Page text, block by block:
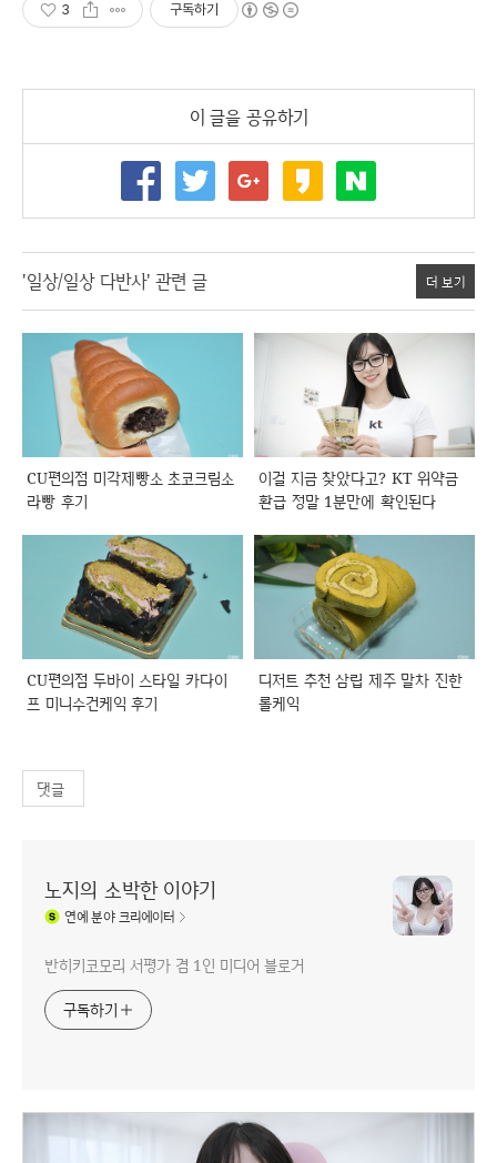
3 구독하기
이 글을 공유하기
'일상/일상 다반사' 관련 글 더 보기
CU편의점 미각제빵소 초코크림소
라빵 후기
이걸 지금 찾았다고? KT 위약금
환급 정말 1분만에 확인된다
CU편의점 두바이 스타일 카다이
프 미니수건케익 후기
디저트 추천 삼립 제주 말차 진한
롤케익
댓글
노지의 소박한 이야기
연예분야 크리에이터
반히키코모리 서평가 겸 1인 미디어 블로거
구독하기